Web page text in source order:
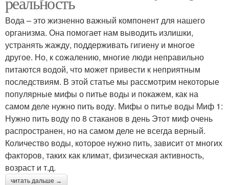
Вода – это жизненно важный компонент для нашего
организма. Она помогает нам выводить излишки,
устранять жажду, поддерживать гигиену и многое
другое. Но, к сожалению, многие люди неправильно
питаются водой, что может привести к неприятным
последствиям. В этой статье мы рассмотрим некоторые
популярные мифы о питье воды и покажем, как на
самом деле нужно пить воду. Мифы о питье воды Миф 1:
Нужно пить воду по 8 стаканов в день Этот миф очень
распространен, но на самом деле не всегда верный.
Количество воды, которое нужно пить, зависит от многих
факторов, таких как климат, физическая активность,
возраст и т.д.
читать дальше →